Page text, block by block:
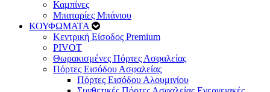
Καμπίνες
Μπαταρίες Μπάνιου
ΚΟΥΦΩΜΑΤΑ
Κεντρική Είσοδος Premium
PIVOT
Θωρακισμένες Πόρτες Ασφαλείας
Πόρτες Εισόδου Ασφαλείας
Πόρτες Eισόδου Αλουμινίου